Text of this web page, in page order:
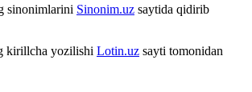
sinonimlarini Sinonim.uz saytida qidirib
kirillcha yozilishi Lotin.uz sayti tomonidan